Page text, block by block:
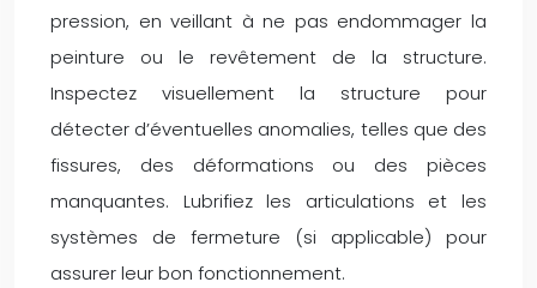
pression, en veillant à ne pas endommager la
peinture ou le revêtement de la structure.
Inspectez visuellement la structure pour
détecter d’éventuelles anomalies, telles que des
fissures, des déformations ou des pièces
manquantes. Lubrifiez les articulations et les
systèmes de fermeture (si applicable) pour
assurer leur bon fonctionnement.